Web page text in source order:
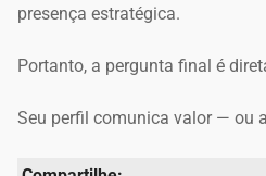
presença estratégica.
Portanto, a pergunta final é
Seu perfil comunica valor — ou